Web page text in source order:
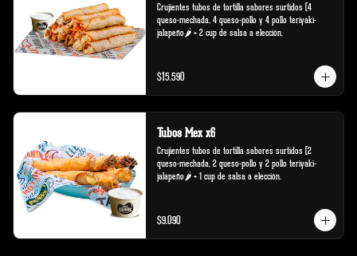
Crujientes tubos de tortilla sabores surtidos (4
queso-mechada, 4 queso-pollo y 4 pollo teriyaki-
jalapeño🌶️ + 2 cup de salsa a elección.
$15.590
Tubos Mex x6
Crujientes tubos de tortilla sabores surtidos (2
queso-mechada, 2 queso-pollo y 2 pollo teriyaki-
jalapeño🌶️ + 1 cup de salsa a elección.
$9.090